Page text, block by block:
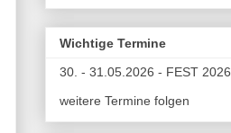
Wichtige Termine
30. - 31.05.2026 - FEST 2026
weitere Termine folgen